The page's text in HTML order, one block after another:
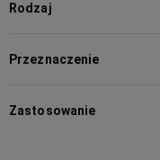
Rodzaj
Przeznaczenie
Zastosowanie